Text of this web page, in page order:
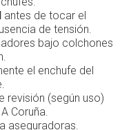
antes de tocar el
de tensión.
bajo colchones
el enchufe del
revisión (según uso)
Coruña.
aseguradoras.